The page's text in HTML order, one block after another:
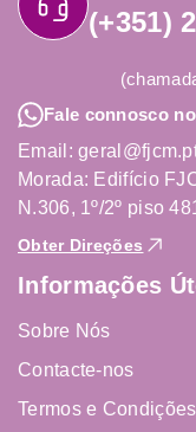
(+351)
Fale connosco
Email:
Morada: Edifício
N.306, 1º/2º piso
Obter Direções
Informações
Sobre Nós
Contacte-nos
Termos e Condições